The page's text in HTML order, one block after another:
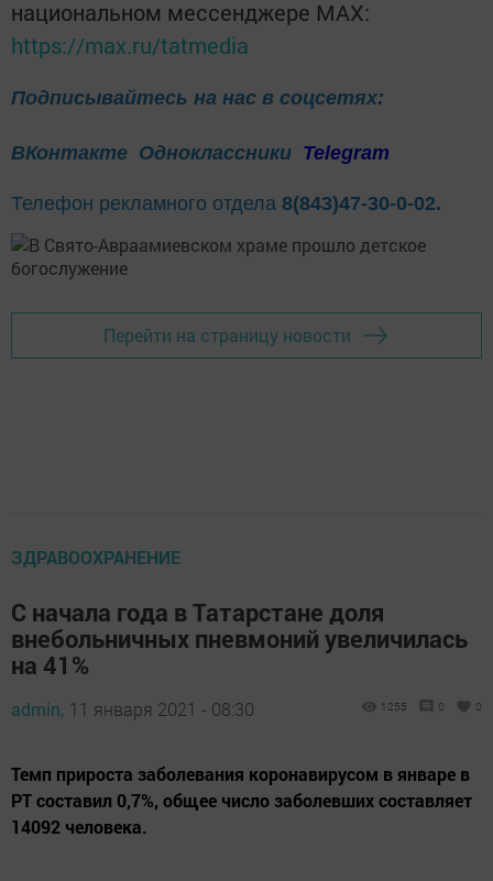
национальном мессенджере MАХ:
https://max.ru/tatmedia
Подписывайтесь на нас в соцсетях:
ВКонтакте Одноклассники Telegram
Телефон рекламного отдела 8(843)47-30-0-02.
Перейти на страницу новости
ЗДРАВООХРАНЕНИЕ
С начала года в Татарстане доля
внебольничных пневмоний увеличилась
на 41%
admin, 11 января 2021 - 08:30 1255 0 0
Темп прироста заболевания коронавирусом в январе в
РТ составил 0,7%, общее число заболевших составляет
14092 человека.